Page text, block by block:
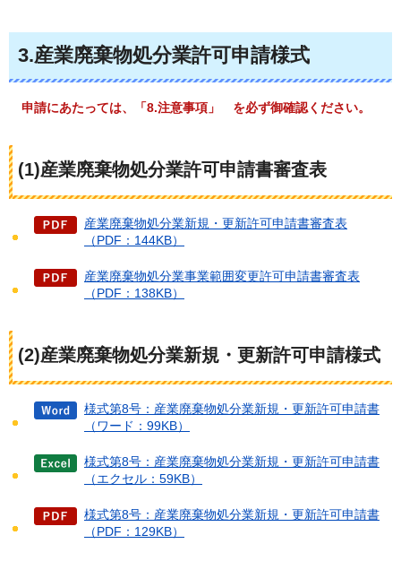
3.産業廃棄物処分業許可申請様式
申請にあたっては、「8.注意事項」 を必ず御確認ください。
(1)産業廃棄物処分業許可申請書審査表
産業廃棄物処分業新規・更新許可申請書審査表
（PDF：144KB）
産業廃棄物処分業事業範囲変更許可申請書審査表
（PDF：138KB）
(2)産業廃棄物処分業新規・更新許可申請様式
様式第8号：産業廃棄物処分業新規・更新許可申請書
（ワード：99KB）
様式第8号：産業廃棄物処分業新規・更新許可申請書
（エクセル：59KB）
様式第8号：産業廃棄物処分業新規・更新許可申請書
（PDF：129KB）